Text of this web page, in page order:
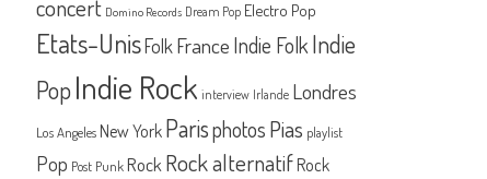
concert Domino Records Dream Pop Electro Pop
Etats-UnisFolk France Indie FolkIndie
PopIndie Rock interview Irlande Londres
Los Angeles New York Parisphotos Pias playlist
Pop Post Punk Rock Rock alternatif Rock